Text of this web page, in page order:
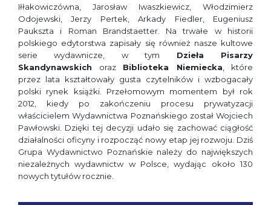
Iłłakowiczówna, Jarosław Iwaszkiewicz, Włodzimierz
Odojewski, Jerzy Pertek, Arkady Fiedler, Eugeniusz
Paukszta i Roman Brandstaetter. Na trwałe w historii
polskiego edytorstwa zapisały się również nasze kultowe
serie wydawnicze, w tym Dzieła Pisarzy
Skandynawskich oraz Biblioteka Niemiecka , które
przez lata kształtowały gusta czytelników i wzbogacały
polski rynek książki. Przełomowym momentem był rok
2012, kiedy po zakończeniu procesu prywatyzacji
właścicielem Wydawnictwa Poznańskiego został Wojciech
Pawłowski. Dzięki tej decyzji udało się zachować ciągłość
działalności oficyny i rozpocząć nowy etap jej rozwoju. Dziś
Grupa Wydawnictwo Poznańskie należy do największych
niezależnych wydawnictw w Polsce, wydając około 130
nowych tytułów rocznie.